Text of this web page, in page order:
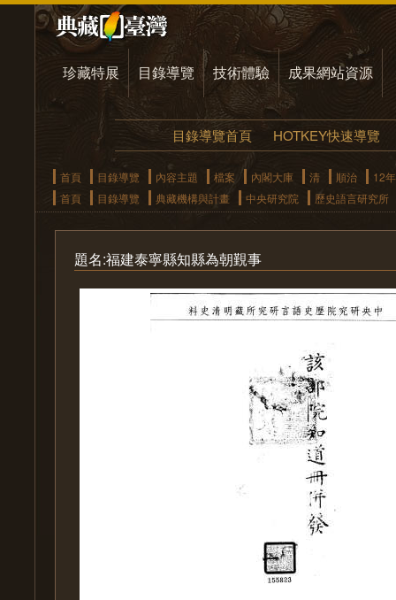
珍藏特展 目錄導覽 技術體驗 成果網站資源
目錄導覽首頁 HOTKEY快速導覽
首頁 目錄導覽 內容主題 檔案 內閣大庫 清 順治
12年
首頁
目錄導覽 典藏機構與計畫 中央研究院 歷史語言研究所
題名:福建泰寧縣知縣為朝覲事